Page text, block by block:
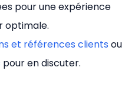
pour une expérience
optimale.
et références clients ou
pour en discuter.